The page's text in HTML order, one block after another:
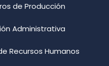
de Producción
Administrativa
Recursos Humanos